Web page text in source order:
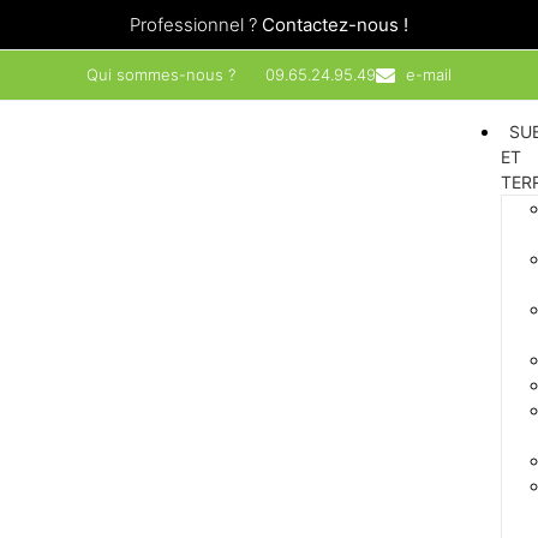
Professionnel ? Contactez-nous !
Qui sommes-nous ? 09.65.24.95.49 e-mail
ET